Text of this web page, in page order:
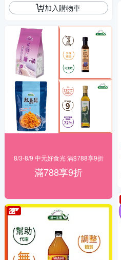
加入購物車
8/3-8/9 中元好食光 滿$788享9折
滿788享9折